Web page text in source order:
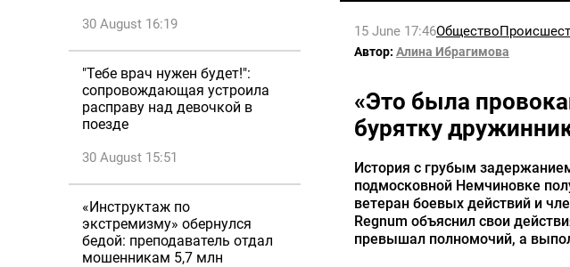
30 August 16:19
"Тебе врач нужен будет!":
сопровождающая устроила
расправу над девочкой в
поезде
30 August 15:51
«Инструктаж по
экстремизму» обернулся
бедой: преподаватель отдал
мошенникам 5,7 млн
15 June 17:46Общество
Автор: Алина Ибрагимова
«Это была
бурятку
История с грубым
подмосковной Немчиновке
ветеран боевых действий и
Regnum объяснил свои
превышал полномочий, а